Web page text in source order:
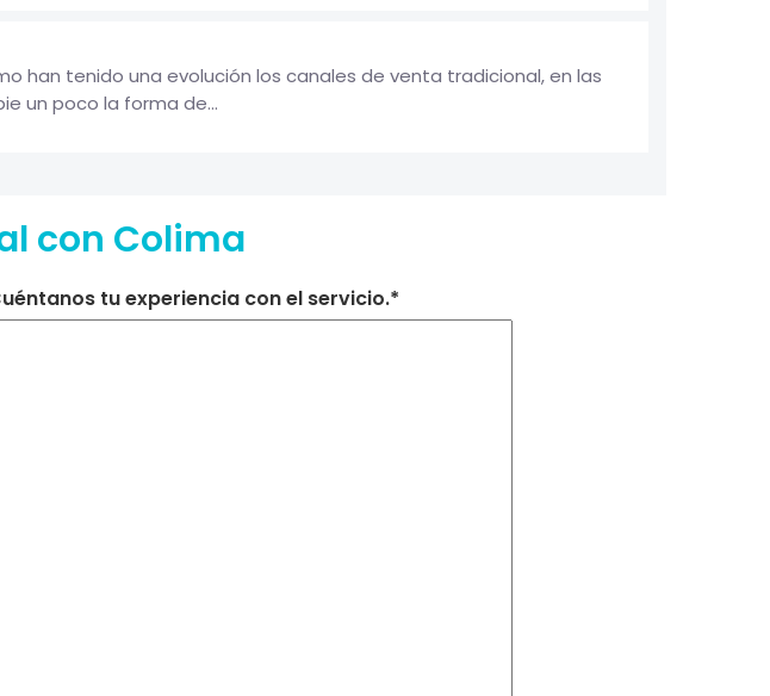
han tenido una evolución los canales de venta tradicional, en las
un poco la forma de...
con Colima
tu experiencia con el servicio.*